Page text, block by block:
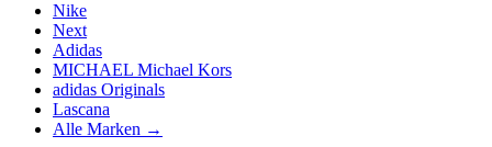
Nike
Next
Adidas
MICHAEL Michael Kors
adidas Originals
Lascana
Alle Marken →